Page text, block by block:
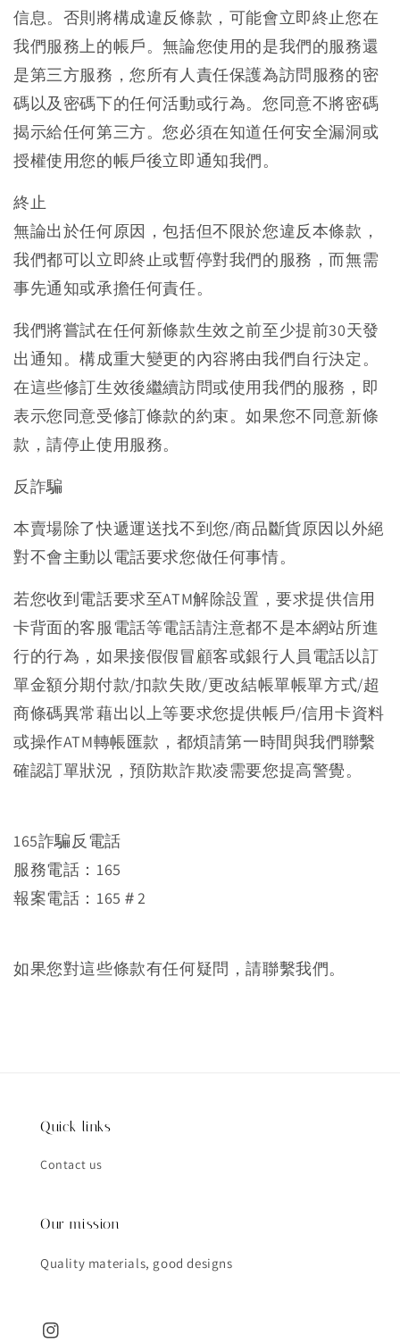
信息。否則將構成違反條款，可能會立即終止您在
我們服務上的帳戶。無論您使用的是我們的服務還
是第三方服務，您所有人責任保護為訪問服務的密
碼以及密碼下的任何活動或行為。您同意不將密碼
揭示給任何第三方。您必須在知道任何安全漏洞或
授權使用您的帳戶後立即通知我們。
終止
無論出於任何原因，包括但不限於您違反本條款，
我們都可以立即終止或暫停對我們的服務，而無需
事先通知或承擔任何責任。
我們將嘗試在任何新條款生效之前至少提前30天發
出通知。構成重大變更的內容將由我們自行決定。
在這些修訂生效後繼續訪問或使用我們的服務，即
表示您同意受修訂條款的約束。如果您不同意新條
款，請停止使用服務。
反詐騙
本賣場除了快遞運送找不到您/商品斷貨原因以外絕
對不會主動以電話要求您做任何事情。
若您收到電話要求至ATM解除設置，要求提供信用
卡背面的客服電話等電話請注意都不是本網站所進
行的行為，如果接假假冒顧客或銀行人員電話以訂
單金額分期付款/扣款失敗/更改結帳單帳單方式/超
商條碼異常藉出以上等要求您提供帳戶/信用卡資料
或操作ATM轉帳匯款，都煩請第一時間與我們聯繫
確認訂單狀況，預防欺詐欺凌需要您提高警覺。
165詐騙反電話
服務電話：165
報案電話：165＃2
如果您對這些條款有任何疑問，請聯繫我們。
Quick links
Contact us
Our mission
Quality materials, good designs